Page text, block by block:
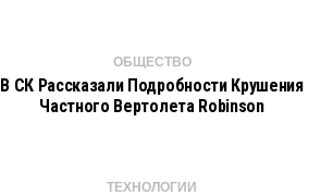
ОБЩЕСТВО
В СК Рассказали Подробности Крушения
Частного Вертолета Robinson
ТЕХНОЛОГИИ